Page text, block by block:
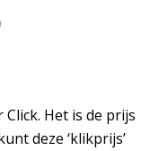
Het is de prijs
deze ‘klikprijs’